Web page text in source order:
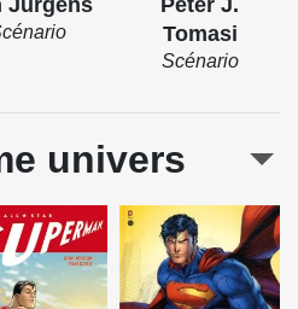
Jurgens
Peter J.
Tomasi
Scénario
univers